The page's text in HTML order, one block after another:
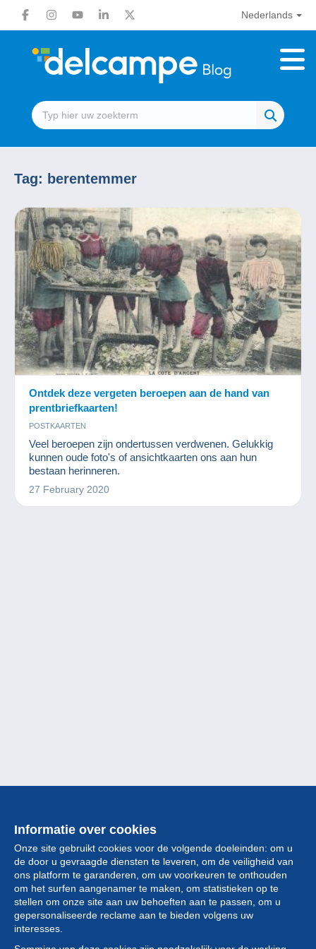
Nederlands
Tag: berentemmer
Ontdek deze vergeten beroepen aan de hand van
prentbriefkaarten!
POSTKAARTEN
Veel beroepen zijn ondertussen verdwenen. Gelukkig
kunnen oude foto's of ansichtkaarten ons aan hun
bestaan herinneren.
27 February 2020
Informatie over cookies
Onze site gebruikt cookies voor de volgende doeleinden: om u
de door u gevraagde diensten te leveren, om de veiligheid van
ons platform te garanderen, om uw voorkeuren te onthouden
om het surfen aangenamer te maken, om statistieken op te
stellen om onze site aan uw behoeften aan te passen, om u
gepersonaliseerde reclame aan te bieden volgens uw
interesses.
Collectie